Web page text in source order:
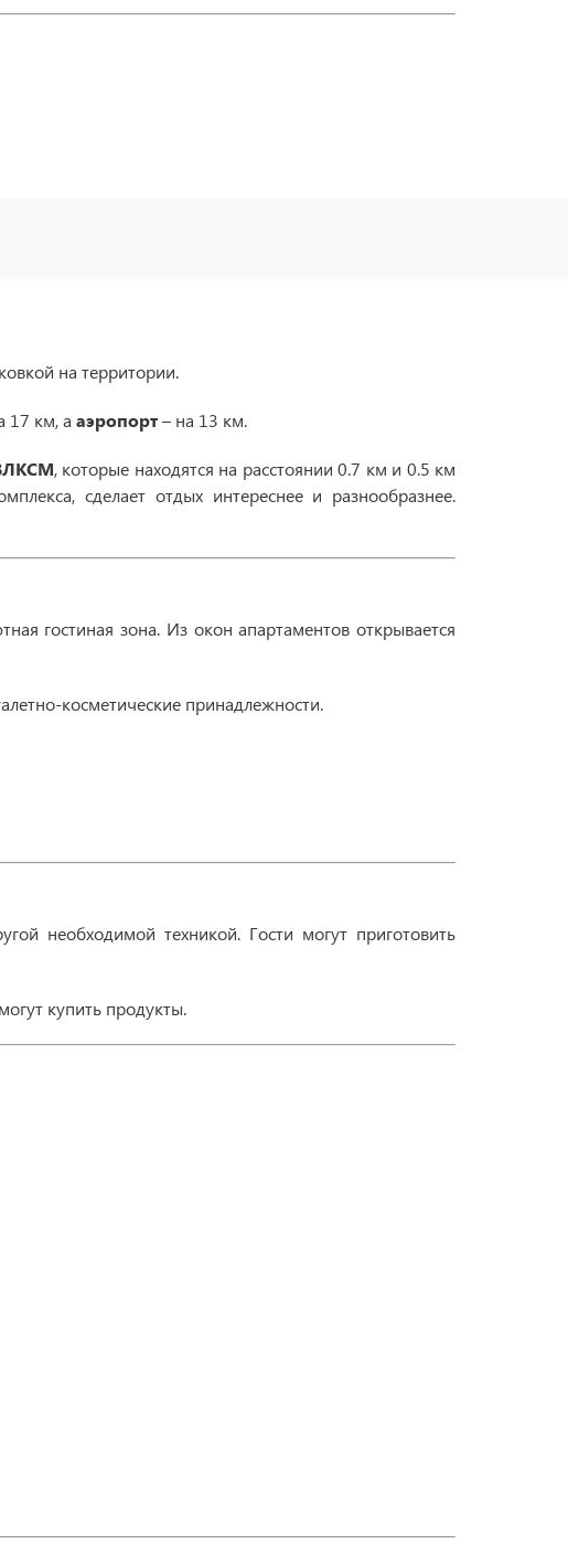
на территории.
17 км, а аэропорт– на 13 км.
, которые находятся на расстоянии 0.7 км и 0.5 км
сделает отдых интереснее и разнообразнее.
гостиная зона. Из окон апартаментов открывается
косметические принадлежности.
необходимой техникой. Гости могут приготовить
купить продукты.